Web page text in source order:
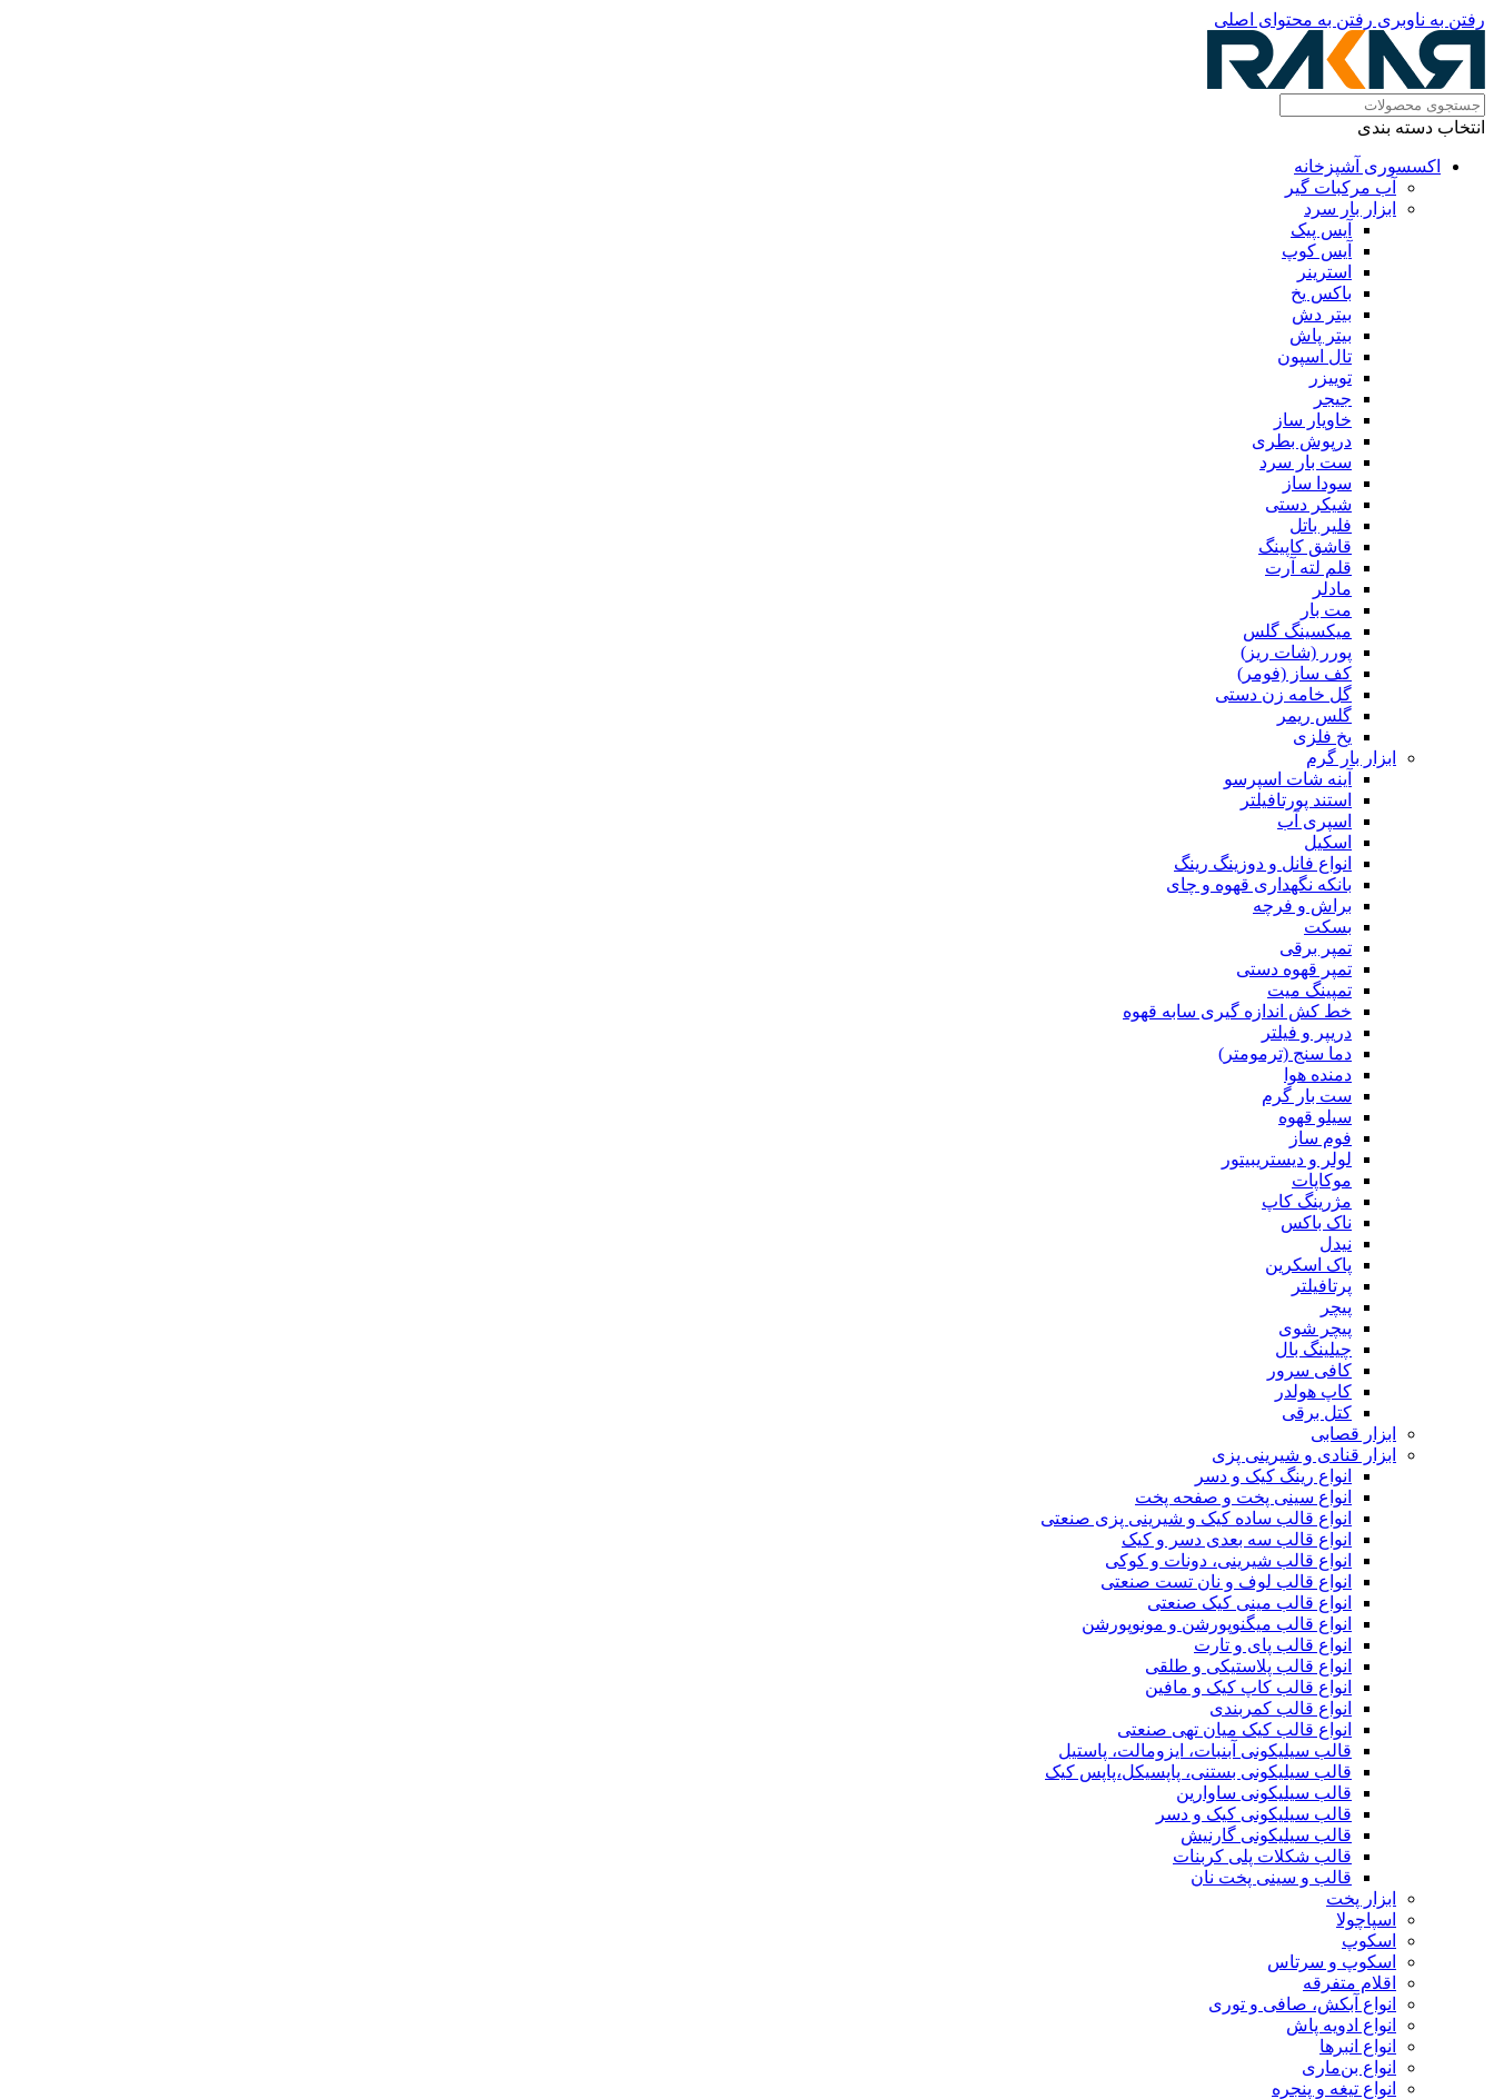
رفتن به ناوبری رفتن به محتوای اصلی
انتخاب دسته بندی
اکسسوری آشپزخانه
آب مرکبات گیر
ابزار بار سرد
آیس پیک
آیس کوپ
استرینر
باکس یخ
بیتر دش
بیتر پاش
تال اسپون
توییزر
جیجر
خاویار ساز
درپوش بطری
ست بار سرد
سودا ساز
شیکر دستی
فلیر باتل
قاشق کاپینگ
قلم لته آرت
مادلر
مت بار
میکسینگ گلس
پورر (شات ریز)
کف ساز (فومر)
گل خامه زن دستی
گلس ریمر
یخ فلزی
ابزار بار گرم
آینه شات اسپرسو
استند پورتافیلتر
اسپری آب
اسکیل
انواع فانل و دوزینگ رینگ
بانکه نگهداری قهوه و چای
براش و فرچه
بسکت
تمپر برقی
تمپر قهوه دستی
تمپینگ میت
خط کش اندازه گیری سابه قهوه
دریپر و فیلتر
دما سنج (ترمومتر)
دمنده هوا
ست بار گرم
سیلو قهوه
فوم ساز
لولر و دیستریبیتور
موکاپات
مژرینگ کاپ
ناک باکس
نیدل
پاک اسکرین
پرتافیلتر
پیچر
پیچر شوی
چیلینگ بال
کافی سرور
کاپ هولدر
کتل برقی
ابزار قصابی
ابزار قنادی و شیرینی پزی
انواع رینگ کیک و دسر
انواع سینی پخت و صفحه پخت
انواع قالب ساده کیک و شیرینی‌ پزی صنعتی
انواع قالب سه بعدی دسر و کیک
انواع قالب شیرینی، دونات و کوکی
انواع قالب لوف و نان تست صنعتی
انواع قالب مینی کیک صنعتی
انواع قالب میگنوپورشن و مونوپورشن
انواع قالب پای و تارت
انواع قالب پلاستیکی و طلقی
انواع قالب کاپ کیک و مافین
انواع قالب کمربندی
انواع قالب کیک میان تهی صنعتی
قالب سیلیکونی آبنبات، ایزومالت، پاستیل
قالب سیلیکونی بستنی، پاپسیکل،پاپس کیک
قالب سیلیکونی ساوارین
قالب سیلیکونی کیک و دسر
قالب سیلیکونی گارنیش
قالب شکلات پلی کربنات
قالب و سینی پخت نان
ابزار پخت
اسپاچولا
اسکوپ
اسکوپ و سرتاس
اقلام متفرقه
انواع آبکش، صافی و توری
انواع ادویه پاش
انواع انبرها
انواع بن‌ماری
انواع تیغه و پنجره